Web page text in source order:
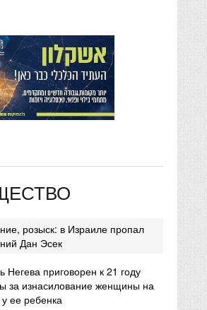
розыск: в Израиле пропал
Дан Эсек
Негева приговорен к 21 году
за изнасилование женщины на
у ее ребенка